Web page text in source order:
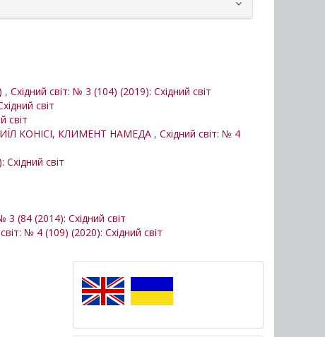
, Східний світ: № 3 (104) (2019): Східний світ
світ
світ
КОНІСІ, КЛИМЕНТ НАМЕДА , Східний світ: № 4
світ
3 (84 (2014): Східний світ
№ 4 (109) (2020): Східний світ